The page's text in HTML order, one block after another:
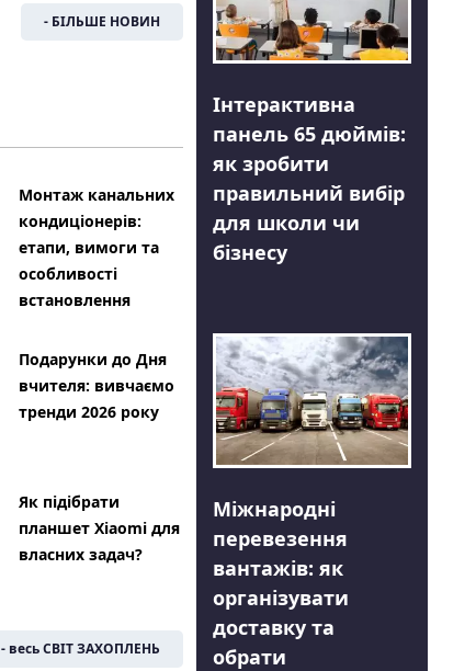
- БІЛЬШЕ НОВИН
Монтаж канальних
кондиціонерів:
етапи, вимоги та
особливості
встановлення
Подарунки до Дня
вчителя: вивчаємо
тренди 2026 року
Як підібрати
планшет Xiaomi для
власних задач?
- весь СВІТ ЗАХОПЛЕНЬ
Інтерактивна
панель 65 дюймів:
як зробити
правильний вибір
для школи чи
бізнесу
Міжнародні
перевезення
вантажів: як
організувати
доставку та
обрати